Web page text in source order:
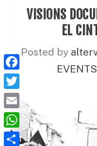
VISIONS
EL
Posted by
EVENTS
F
a
c
e
b
T
w
i
t
E
m
W